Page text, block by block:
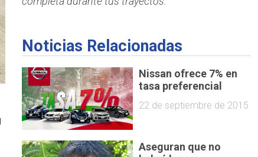
Noticias Relacionadas
Nissan ofrece 7% en
tasa preferencial
22 de septiembre de 2015
Aseguran que no